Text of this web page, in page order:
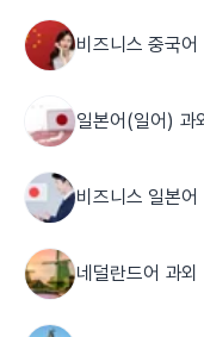
비즈니스 중국어
일본어(일어) 과
비즈니스 일본어
네덜란드어 과외